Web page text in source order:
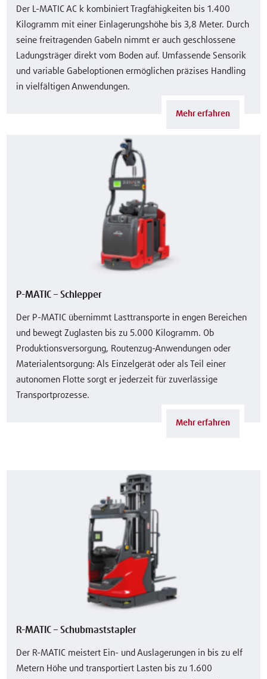
Der L-MATIC AC k kombiniert Tragfähigkeiten bis 1.400
Kilogramm mit einer Einlagerungshöhe bis 3,8 Meter. Durch
seine freitragenden Gabeln nimmt er auch geschlossene
Ladungsträger direkt vom Boden auf. Umfassende Sensorik
und variable Gabeloptionen ermöglichen präzises Handling
in vielfältigen Anwendungen.
Mehr erfahren
P-MATIC – Schlepper
Der P-MATIC übernimmt Lasttransporte in engen Bereichen
und bewegt Zuglasten bis zu 5.000 Kilogramm. Ob
Produktionsversorgung, Routenzug-Anwendungen oder
Materialentsorgung: Als Einzelgerät oder als Teil einer
autonomen Flotte sorgt er jederzeit für zuverlässige
Transportprozesse.
Mehr erfahren
R-MATIC – Schubmaststapler
Der R-MATIC meistert Ein- und Auslagerungen in bis zu elf
Metern Höhe und transportiert Lasten bis zu 1.600